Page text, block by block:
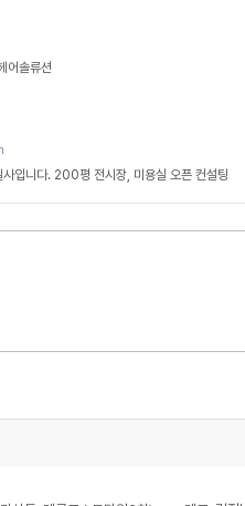
어솔류션
사입니다. 200평 전시장, 미용실 오픈 컨설팅